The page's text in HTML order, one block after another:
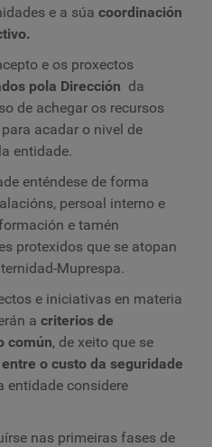
e a súa coordinación
e os proxectos
pola Dirección da
de achegar os recursos
acadar o nivel de
entidade.
enténdese de forma
persoal interno e
e tamén
protexidos que se atopan
Muprespa.
e iniciativas en materia
a criterios de
común, de xeito que se
o custo da seguridade
entidade considere
nas primeiras fases de